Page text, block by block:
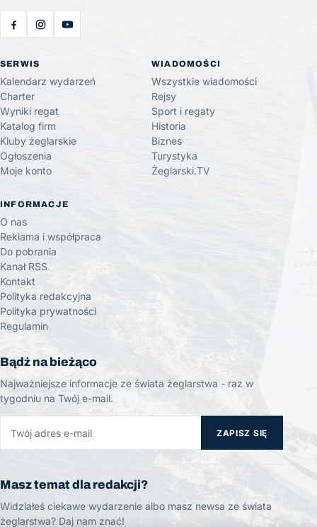
SERWIS
Kalendarz wydarzeń
Charter
Wyniki regat
Katalog firm
Kluby żeglarskie
Ogłoszenia
Moje konto
WIADOMOŚCI
Wszystkie wiadomości
Rejsy
Sport i regaty
Historia
Biznes
Turystyka
Żeglarski.TV
INFORMACJE
O nas
Reklama i współpraca
Do pobrania
Kanał RSS
Kontakt
Polityka redakcyjna
Polityka prywatności
Regulamin
Bądź na bieżąco
Najważniejsze informacje ze świata żeglarstwa - raz w
tygodniu na Twój e-mail.
ZAPISZ SIĘ
Masz temat dla redakcji?
Widziałeś ciekawe wydarzenie albo masz newsa ze świata
żeglarstwa? Daj nam znać!